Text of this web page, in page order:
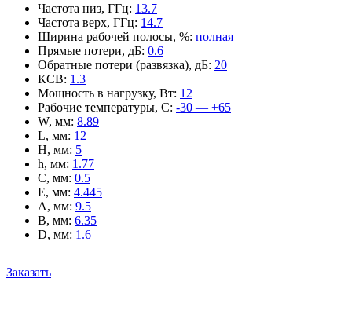
Частота низ, ГГц: 13.7
Частота верх, ГГц: 14.7
Ширина рабочей полосы, %: полная
Прямые потери, дБ: 0.6
Обратные потери (развязка), дБ: 20
КСВ: 1.3
Мощность в нагрузку, Вт: 12
Рабочие температуры, С: -30 — +65
W, мм: 8.89
L, мм: 12
H, мм: 5
h, мм: 1.77
C, мм: 0.5
E, мм: 4.445
A, мм: 9.5
B, мм: 6.35
D, мм: 1.6
Заказать